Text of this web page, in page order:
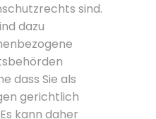
sind.
dazu
dass Sie als
gerichtlich
kann daher